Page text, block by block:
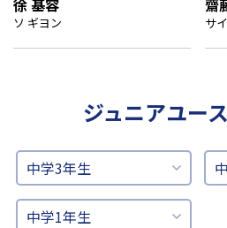
ソ ギヨン サ
ジュニアユー
中学3年生
中学1年生